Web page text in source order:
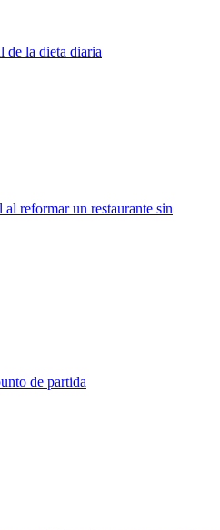
de la dieta diaria
reformar un restaurante sin
de partida